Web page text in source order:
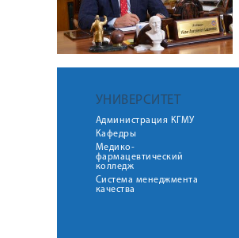
УНИВЕРСИТЕТ
Администрация КГМУ
Кафедры
Медико-
фармацевтический
колледж
Система менеджмента
качества